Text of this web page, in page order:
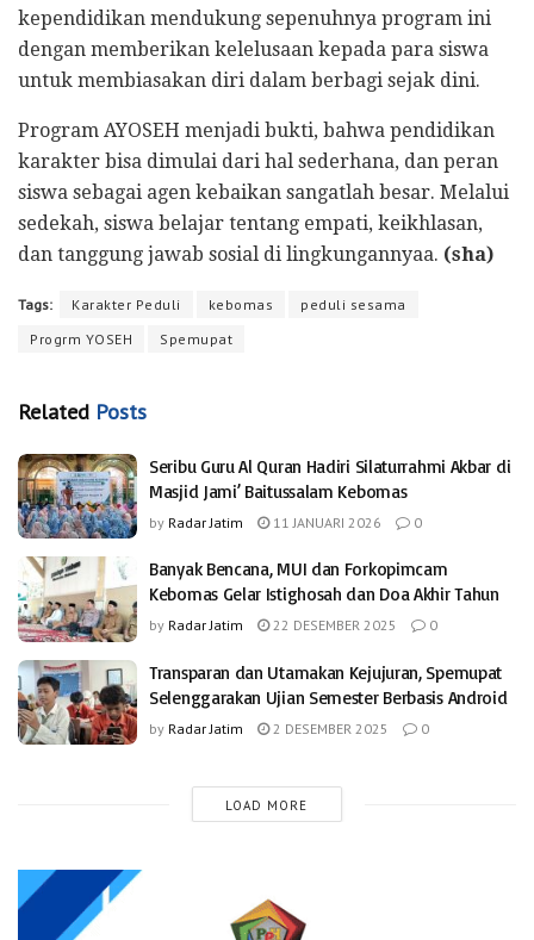
kependidikan mendukung sepenuhnya program ini
dengan memberikan kelelusaan kepada para siswa
untuk membiasakan diri dalam berbagi sejak dini.
Program AYOSEH menjadi bukti, bahwa pendidikan
karakter bisa dimulai dari hal sederhana, dan peran
siswa sebagai agen kebaikan sangatlah besar. Melalui
sedekah, siswa belajar tentang empati, keikhlasan,
dan tanggung jawab sosial di lingkungannyaa. (sha)
Tags: Karakter Peduli kebomas
peduli sesama
Progrm YOSEH
Spemupat
Related Posts
Seribu Guru Al Quran Hadiri Silaturrahmi Akbar di
Masjid Jami’ Baitussalam Kebomas
by Radar Jatim 11 JANUARI 2026 0
Banyak Bencana, MUI dan Forkopimcam
Kebomas Gelar Istighosah dan Doa Akhir Tahun
by Radar Jatim 22 DESEMBER 2025 0
Transparan dan Utamakan Kejujuran, Spemupat
Selenggarakan Ujian Semester Berbasis Android
by Radar Jatim 2 DESEMBER 2025 0
LOAD MORE